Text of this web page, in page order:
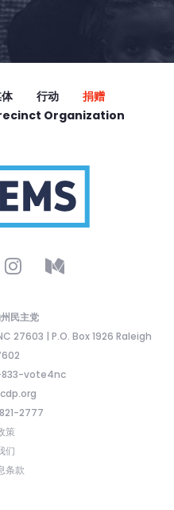
行动
捐赠
Organization
民主党
27603 | P.O. Box 1926 Raleigh
833-vote4nc
2777
策
们
条款